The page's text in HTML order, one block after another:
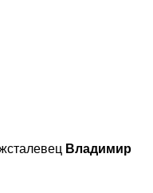
Владимир